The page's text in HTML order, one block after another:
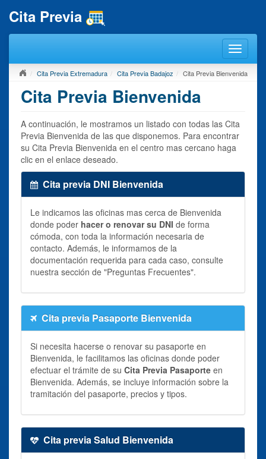
Cita Previa
Cita Previa Extremadura Cita Previa Badajoz Cita Previa Bienvenida
Cita Previa Bienvenida
A continuación, le mostramos un listado con todas las Cita
Previa Bienvenida de las que disponemos. Para encontrar
su Cita Previa Bienvenida en el centro mas cercano haga
clic en el enlace deseado.
Cita previa DNI Bienvenida
Le indicamos las oficinas mas cerca de Bienvenida
donde poder hacer o renovar su DNI de forma
cómoda, con toda la información necesaria de
contacto. Además, le informamos de la
documentación requerida para cada caso, consulte
nuestra sección de "Preguntas Frecuentes".
Cita previa Pasaporte Bienvenida
Si necesita hacerse o renovar su pasaporte en
Bienvenida, le facilitamos las oficinas donde poder
efectuar el trámite de su Cita Previa Pasaporte en
Bienvenida. Además, se incluye información sobre la
tramitación del pasaporte, precios y tipos.
Cita previa Salud Bienvenida